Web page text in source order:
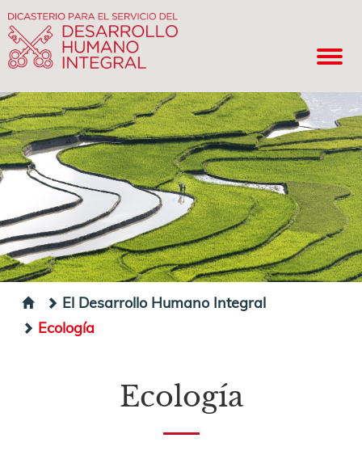
El Desarrollo Humano Integral
Ecología
Ecología